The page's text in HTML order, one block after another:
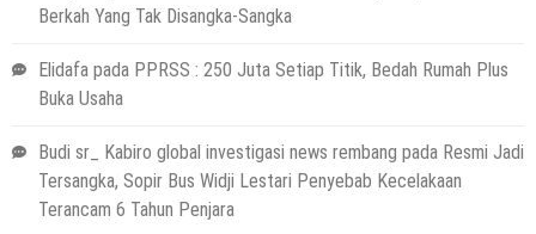
Berkah Yang Tak Disangka-Sangka
Elidafa pada PPRSS : 250 Juta Setiap Titik, Bedah Rumah Plus
Buka Usaha
Budi sr_ Kabiro global investigasi news rembang pada Resmi Jadi
Tersangka, Sopir Bus Widji Lestari Penyebab Kecelakaan
Terancam 6 Tahun Penjara